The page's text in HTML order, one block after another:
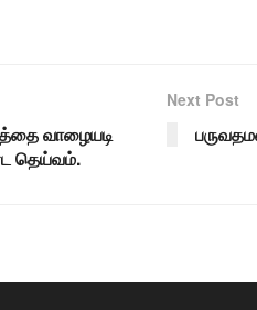
வாழையடி
தெய்வம்.
Next Post